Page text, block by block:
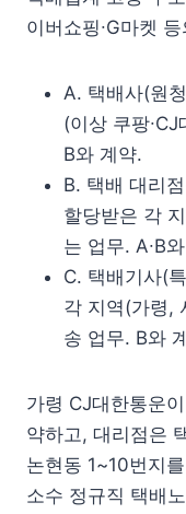
이버쇼핑∙G마켓
A. 택배사(원
(이상 쿠팡
B와 계약.
B. 택배 대리
할당받은 각
는 업무. A∙B
C. 택배기사(
각 지역(가령,
송 업무. B와
가령 CJ대한통운
약하고, 대리점은
논현동 1~10번지
소수 정규직 택배